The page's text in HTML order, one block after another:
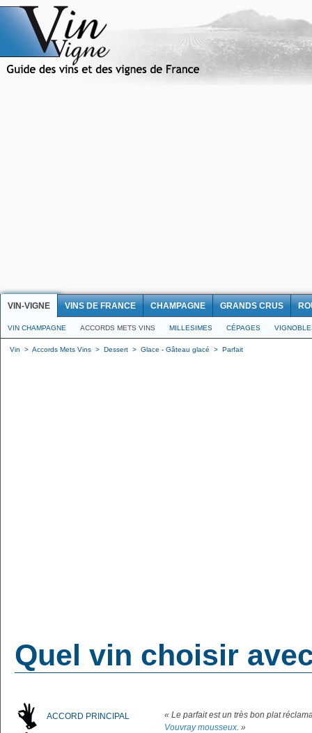
VIN-VIGNE VINS DE FRANCE CHAMPAGNE GRANDS CRUS
VIN CHAMPAGNE ACCORDS METS VINS MILLESIMES CÉPAGES
Vin > Accords Mets Vins > Dessert > Glace - Gâteau glacé > Parfait
Quel vin choisir
ACCORD PRINCIPAL
« Le parfait est un très bon plat
Vouvray mousseux. »